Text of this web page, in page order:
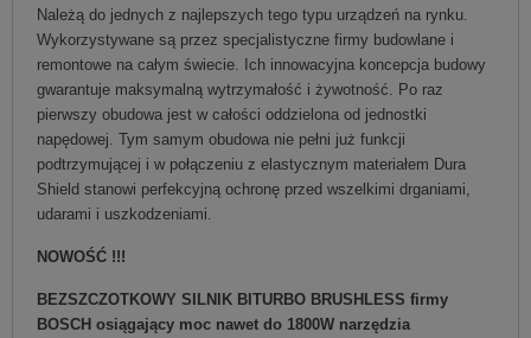
Należą do jednych z najlepszych tego typu urządzeń na rynku.
Wykorzystywane są przez specjalistyczne firmy budowlane i
remontowe na całym świecie. Ich innowacyjna koncepcja budowy
gwarantuje maksymalną wytrzymałość i żywotność. Po raz
pierwszy obudowa jest w całości oddzielona od jednostki
napędowej. Tym samym obudowa nie pełni już funkcji
podtrzymującej i w połączeniu z elastycznym materiałem Dura
Shield stanowi perfekcyjną ochronę przed wszelkimi drganiami,
udarami i uszkodzeniami.
NOWOŚĆ !!!
BEZSZCZOTKOWY SILNIK BITURBO BRUSHLESS firmy
BOSCH osiągający moc nawet do 1800W narzędzia